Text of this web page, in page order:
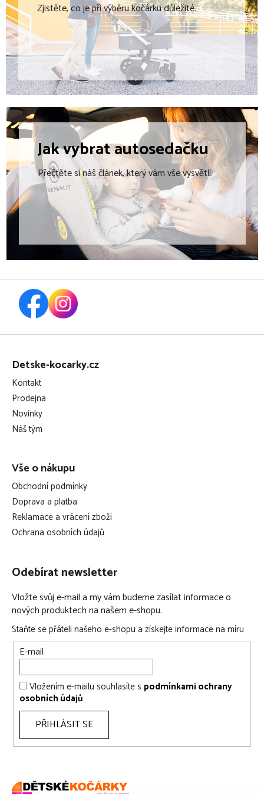
k
y
v
ý
p
i
s
u
Zjistěte, co je při výběru kočárku důležité.
Jak vybratautosedačku
Přečtěte si náš článek, který vám vše vysvětlí.
Z
Detske-kocarky.cz
Kontakt
Prodejna
Novinky
Náš tým
Vše o nákupu
Obchodní podmínky
Doprava a platba
Reklamace a vrácení zboží
Ochrana osobních údajů
Odebírat newsletter
Vložte svůj e-mail a my vám budeme zasílat informace o
nových produktech na našem e-shopu.
Staňte se přáteli našeho e-shopu a získejte informace na míru
E-mail
Vložením e-mailu souhlasíte s podmínkami ochrany
osobních údajů
PŘIHLÁSIT SE